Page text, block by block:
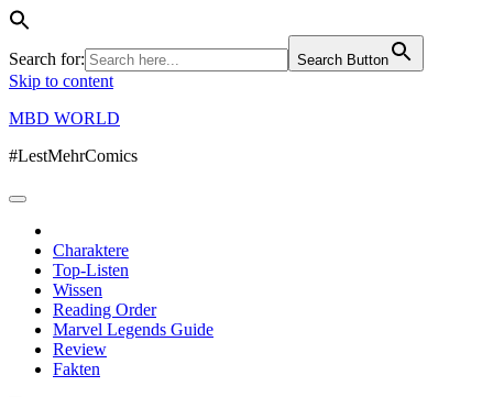
Search for: Search Button
Skip to content
MBD WORLD
#LestMehrComics
Charaktere
Top-Listen
Wissen
Reading Order
Marvel Legends Guide
Review
Fakten